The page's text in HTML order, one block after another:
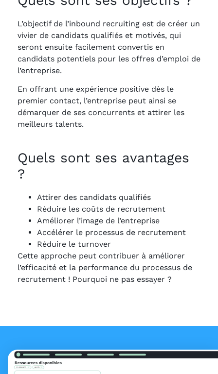
L’objectif de l’inbound recruiting est de créer un
vivier de candidats qualifiés et motivés, qui
seront ensuite facilement convertis en
candidats potentiels pour les offres d’emploi de
l’entreprise.
En offrant une expérience positive dès le
premier contact, l’entreprise peut ainsi se
démarquer de ses concurrents et attirer les
meilleurs talents.
Quels sont ses avantages
?
Attirer des candidats qualifiés
Réduire les coûts de recrutement
Améliorer l’image de l’entreprise
Accélérer le processus de recrutement
Réduire le turnover
Cette approche peut contribuer à améliorer
l’efficacité et la performance du processus de
recrutement ! Pourquoi ne pas essayer ?